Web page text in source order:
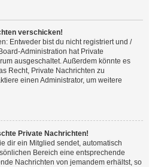
verschicken!
Entweder bist du nicht registriert und /
Administration hat Private
ausgeschaltet. Außerdem könnte es
Recht, Private Nachrichten zu
einen Administrator, um weitere
Private Nachrichten!
dir ein Mitglied sendet, automatisch
Bereich eine entsprechende
Nachrichten von jemandem erhältst, so